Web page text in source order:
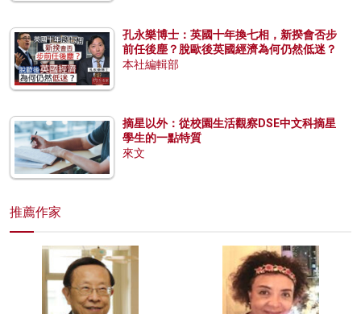
孔永樂博士：英國十年換七相，新揆會否步
前任後塵？脫歐後英國經濟為何仍然低迷？
本社編輯部
摘星以外：從校園生活觀察DSE中文科摘星
學生的一點特質
來文
推薦作家